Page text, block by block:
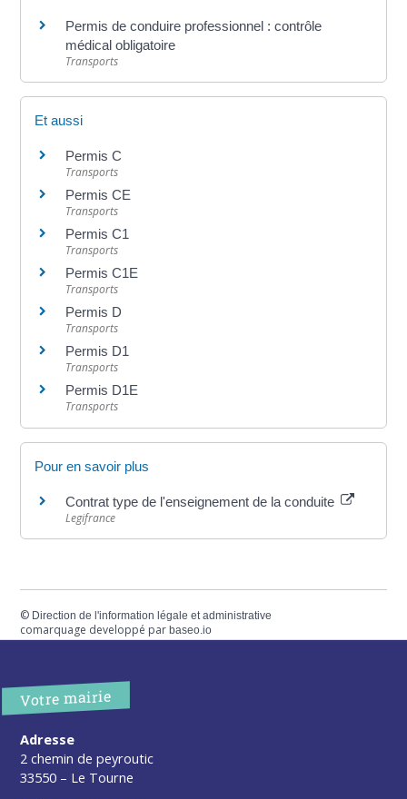
Permis de conduire professionnel : contrôle
médical obligatoire
Transports
Et aussi
Permis C
Transports
Permis CE
Transports
Permis C1
Transports
Permis C1E
Transports
Permis D
Transports
Permis D1
Transports
Permis D1E
Transports
Pour en savoir plus
Contrat type de l'enseignement de la conduite
Legifrance
© Direction de l'information légale et administrative
comarquage developpé parbaseo.io
Votre mairie
Adresse
2 chemin de peyroutic
33550 – Le Tourne